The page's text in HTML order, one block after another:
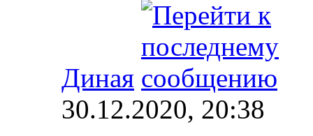
Диная
30.12.2020, 20:38